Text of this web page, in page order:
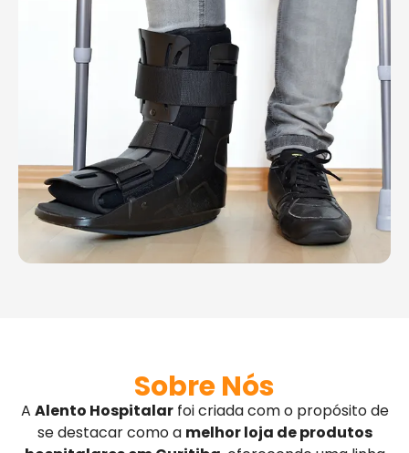
Sobre Nós
A Alento Hospitalarfoi criada com o propósito de
se destacar como a melhor loja de produtos